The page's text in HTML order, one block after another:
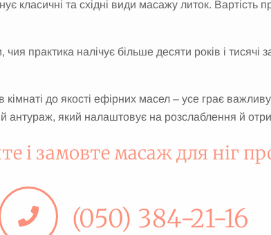
класичні та східні види масажу литок.
практика налічує більше десяти років і тисячі
до якості ефірних масел – усе грає
який налаштовує на розслаблення й
і замовте масаж для ніг
(050) 384-21-16